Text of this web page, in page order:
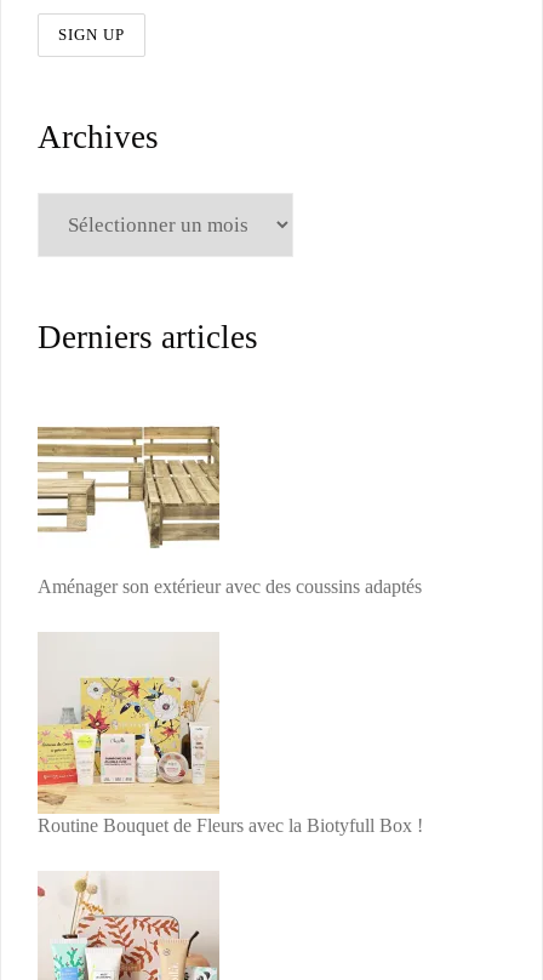
Archives
Derniers articles
Aménager son extérieur avec des coussins adaptés
Routine Bouquet de Fleurs avec la Biotyfull Box !